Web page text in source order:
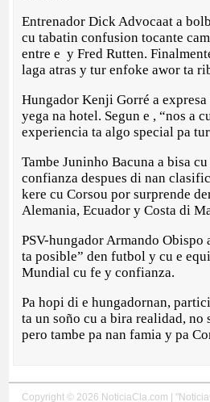
Entrenador Dick Advocaat a
cu tabatin confusion tocante
entre e y Fred Rutten.
laga atras y tur enfoke awor ta
Hungador Kenji Gorré a
yega na hotel. Segun e , “nos a
experiencia ta algo special pa
Tambe Juninho Bacuna a bisa
confianza despues di nan
kere cu Corsou por surprende
Alemania, Ecuador y Costa di
PSV-hungador Armando Obispo
ta posible” den futbol y cu e
Mundial cu fe y confianza.
Pa hopi di e hungadornan,
ta un soño cu a bira realidad, no
pero tambe pa nan famia y pa
Copyright © 2026 NoticiaCla.com |